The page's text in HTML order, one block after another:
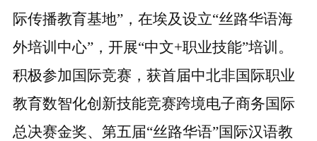
际传播教育基地”，在埃及设立“丝路华语海
外培训中心”，开展“中文+职业技能”培训。
积极参加国际竞赛，获首届中北非国际职业
教育数智化创新技能竞赛跨境电子商务国际
总决赛金奖、第五届“丝路华语”国际汉语教